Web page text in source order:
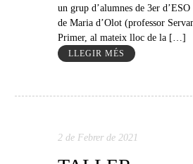
un grup d’alumnes de 3er
de Maria d’Olot (professor
Primer, al mateix lloc de la […]
LLEGIR MÉS
2 de Febrer de 2021